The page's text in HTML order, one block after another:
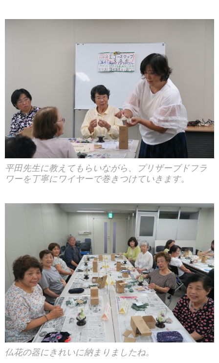
平田先生に教えてもらいながら、プリザーブドフラ
ワーを丁寧にワイヤーで巻きつけていきます。
仏花の器にきれいに納まりましたね。